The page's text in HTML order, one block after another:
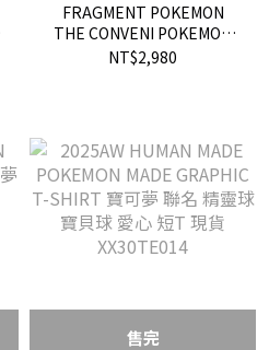
FRAGMENT POKEMON
THE CONVENI POKEMON
THUNDERBOLT PROJECT
NT$2,980
售完